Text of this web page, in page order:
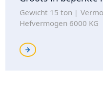
Gewicht 15 ton
Hefvermogen 6000 KG